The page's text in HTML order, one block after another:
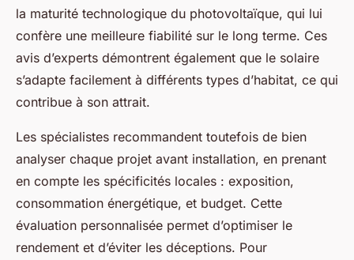
la maturité technologique du photovoltaïque, qui lui
confère une meilleure fiabilité sur le long terme. Ces
avis d’experts démontrent également que le solaire
s’adapte facilement à différents types d’habitat, ce qui
contribue à son attrait.
Les spécialistes recommandent toutefois de bien
analyser chaque projet avant installation, en prenant
en compte les spécificités locales : exposition,
consommation énergétique, et budget. Cette
évaluation personnalisée permet d’optimiser le
rendement et d’éviter les déceptions. Pour